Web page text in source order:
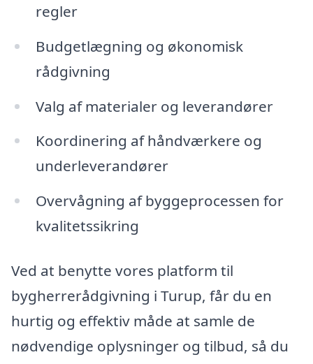
regler
Budgetlægning og økonomisk
rådgivning
Valg af materialer og leverandører
Koordinering af håndværkere og
underleverandører
Overvågning af byggeprocessen for
kvalitetssikring
Ved at benytte vores platform til
bygherrerådgivning i Turup, får du en
hurtig og effektiv måde at samle de
nødvendige oplysninger og tilbud, så du